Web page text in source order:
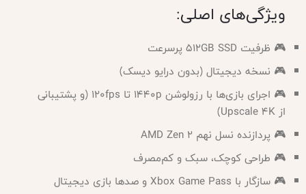
ویژگی‌های اصلی:
🎮 ظرفیت 512GB SSD پرسرعت
🎮 نسخه دیجیتال (بدون درایو دیسک)
🎮 اجرای بازی‌ها با رزولوشن 1440p تا 120fps (و پشتیبانی
از Upscale 4K)
🎮 پردازنده نسل نهم AMD Zen 2
🎮 طراحی کوچک، سبک و کم‌مصرف
🎮 سازگار با Xbox Game Pass و صدها بازی دیجیتال